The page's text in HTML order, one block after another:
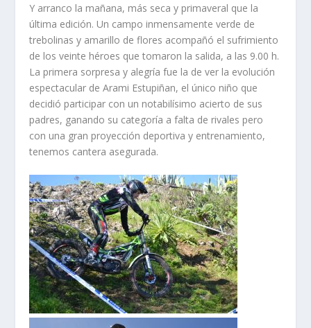
Y arranco la mañana, más seca y primaveral que la
última edición. Un campo inmensamente verde de
trebolinas y amarillo de flores acompañó el sufrimiento
de los veinte héroes que tomaron la salida, a las 9.00 h.
La primera sorpresa y alegría fue la de ver la evolución
espectacular de Arami Estupiñan, el único niño que
decidió participar con un notabilísimo acierto de sus
padres, ganando su categoría a falta de rivales pero
con una gran proyección deportiva y entrenamiento,
tenemos cantera asegurada.